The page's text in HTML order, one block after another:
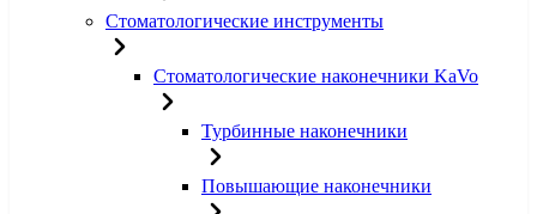
Стоматологические инструменты
Стоматологические наконечники KaVo
Турбинные наконечники
Повышающие наконечники